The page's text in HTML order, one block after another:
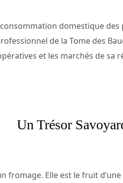
domestique
de la Tome des
et les marchés de sa
Un Trésor
fromage. Elle est le fruit